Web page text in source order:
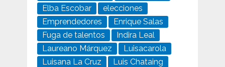
Elba Escobar
elecciones
Emprendedores
Enrique Salas
Fuga de talentos
Indira Leal
Laureano Márquez
Luisacarola
Luisana La Cruz
Luis Chataing